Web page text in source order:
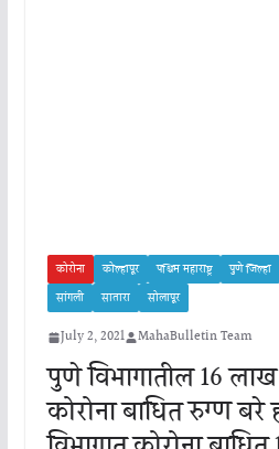
कोरोना कोल्हापूर पश्चिम महाराष्ट्र पुणे जिल्हा
सांगली
सातारा सोलापूर
July 2, 2021 MahaBulletin Team
पुणे विभागातील 16
कोरोना बाधित रुग्ण